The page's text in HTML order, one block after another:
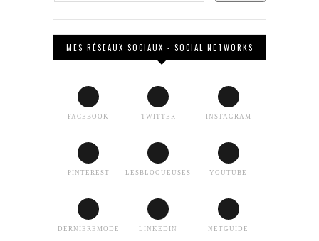
MES RÉSEAUX SOCIAUX - SOCIAL NETWORKS
FACEBOOK TWITTER INSTAGRAM
PINTEREST LESBLOGUEUSES YOUTUBE
DERNIEREMODE LINKEDIN NETGUIDE